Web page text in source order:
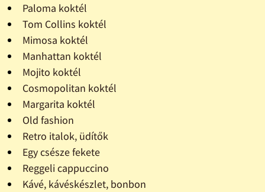
Paloma koktél
Tom Collins koktél
Mimosa koktél
Manhattan koktél
Mojito koktél
Cosmopolitan koktél
Margarita koktél
Old fashion
Retro italok, üdítők
Egy csésze fekete
Reggeli cappuccino
Kávé, kávéskészlet, bonbon